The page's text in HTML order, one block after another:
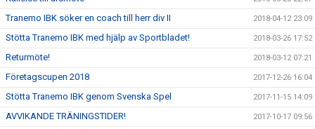
Tranemo IBK söker en coach till herr div II 2018-04-12 23:09
Stötta Tranemo IBK med hjälp av Sportbladet! 2018-03-26 17:52
Returmöte! 2018-03-12 07:21
Företagscupen 2018 2017-12-26 16:04
Stötta Tranemo IBK genom Svenska Spel 2017-11-15 14:09
AVVIKANDE TRÄNINGSTIDER! 2017-10-17 09:56